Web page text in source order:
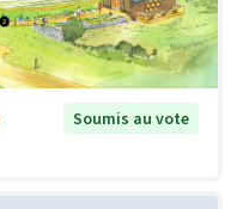
Soumis au vote